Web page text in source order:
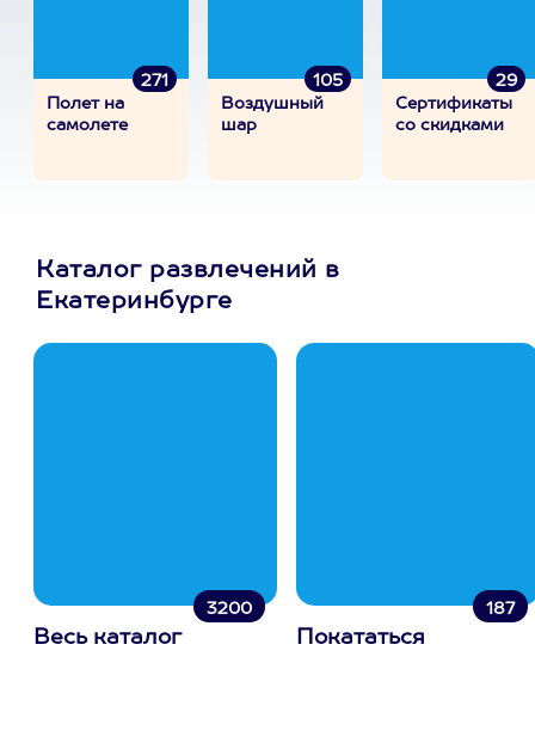
271
Полет на
самолете
105
Воздушный
шар
29
Сертификаты
со скидками
Каталог развлечений в
Екатеринбурге
3200
Весь каталог
187
Покататься